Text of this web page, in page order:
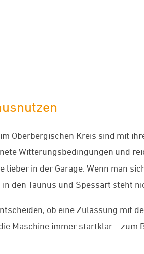
Oberbergischen Kreis sind mit
Witterungsbedingungen und
lieber in der Garage. Wenn man
den Taunus und Spessart steht
ob eine Zulassung mit
Maschine immer startklar – zum